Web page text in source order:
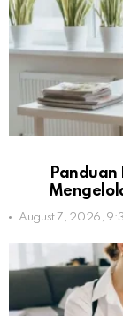
Panduan
August 7, 2026,